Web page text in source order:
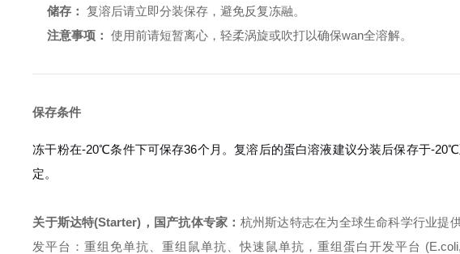
储存： 复溶后请立即分装保存，避免反复冻融。
注意事项： 使用前请短暂离心，轻柔涡旋或吹打以确保wan全溶解。
保存条件
冻干粉在-20℃条件下可保存36个月。复溶后的蛋白溶液建议分装后保存于-
定。
关于斯达特(Starter)，国产抗体专家： 杭州斯达特志在为全球生命科学行业提
发平台：重组免单抗、重组鼠单抗、快速鼠单抗，重组蛋白开发平台